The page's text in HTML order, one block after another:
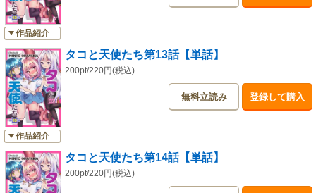
作品紹介
作品紹介
タコと天使たち第13話【単話】
200pt/220円(税込)
無料立読み 登録して購入
タコと天使たち第14話【単話】
200pt/220円(税込)